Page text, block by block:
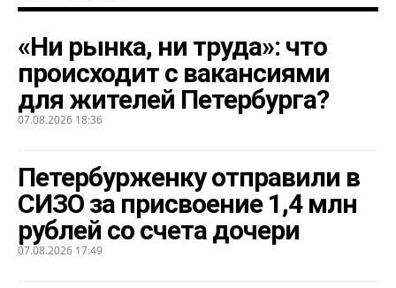
«Ни рынка, ни труда»: что
происходит с вакансиями
для жителей Петербурга?
07.08.2026 18:36
Петербурженку отправили в
СИЗО за присвоение 1,4 млн
рублей со счета дочери
07.08.2026 17:49